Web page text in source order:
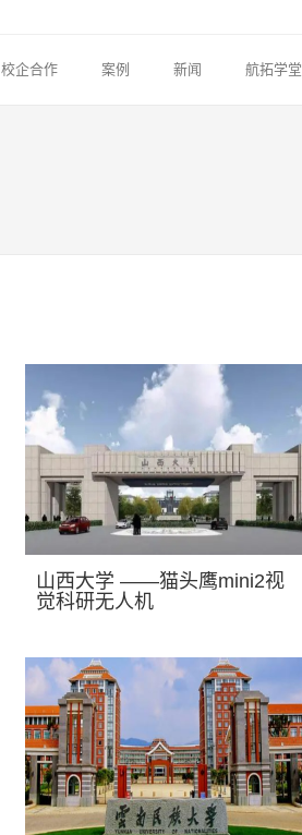
校企合作 案例 新闻 航拓学堂
山西大学 ——猫头鹰mini2视
觉科研无人机